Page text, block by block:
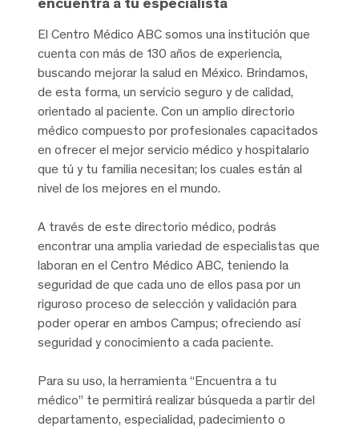
El Centro Médico ABC somos una institución que
cuenta con más de 130 años de experiencia,
buscando mejorar la salud en México. Brindamos,
de esta forma, un servicio seguro y de calidad,
orientado al paciente. Con un amplio directorio
médico compuesto por profesionales capacitados
en ofrecer el mejor servicio médico y hospitalario
que tú y tu familia necesitan; los cuales están al
nivel de los mejores en el mundo.
A través de este directorio médico, podrás
encontrar una amplia variedad de especialistas que
laboran en el Centro Médico ABC, teniendo la
seguridad de que cada uno de ellos pasa por un
riguroso proceso de selección y validación para
poder operar en ambos Campus; ofreciendo así
seguridad y conocimiento a cada paciente.
Para su uso, la herramienta “Encuentra a tu
médico” te permitirá realizar búsqueda a partir del
departamento, especialidad, padecimiento o